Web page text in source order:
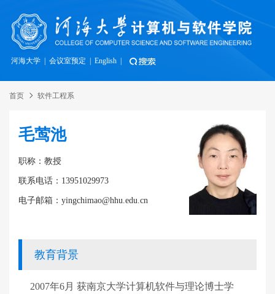
河海大学 会议室预定 English
首页 软件工程系
毛莺池
职称：教授
联系电话：13951029973
电子邮箱：yingchimao@hhu.edu.cn
教育背景
2007年6月 获南京大学计算机软件与理论博士学